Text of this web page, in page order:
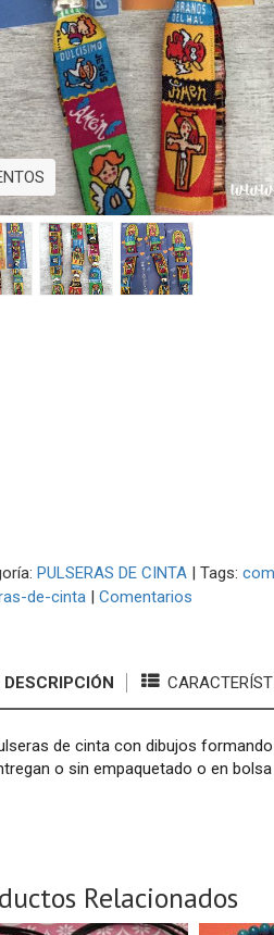
PULSERAS DE CINTA| Tags:
de-cinta | Comentarios
DESCRIPCIÓN
de cinta con dibujos
o sin empaquetado o en
Relacionados